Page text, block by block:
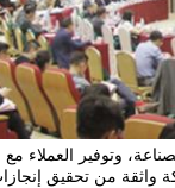
الرائدة في هذه الصناعة،